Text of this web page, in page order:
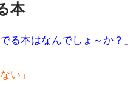
本
る本はなんでしょ～か？」
い」